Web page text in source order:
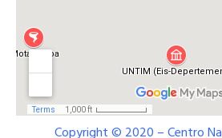
Copyright © 2020 – Centro